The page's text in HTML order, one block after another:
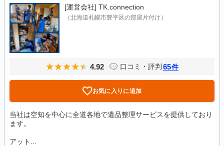
[運営会社] TK.connection
（北海道札幌市豊平区の部屋片付け）
4.92 口コミ・評判 65件
お気に入りに追加
当社は空知を中心に全道各地で遺品整理サービスを提供しており
ます。
アット...